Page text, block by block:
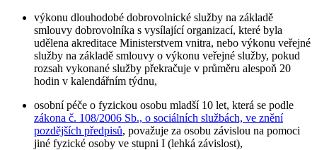
výkonu dlouhodobé dobrovolnické služby na základě
smlouvy dobrovolníka s vysílající organizací, které byla
udělena akreditace Ministerstvem vnitra, nebo výkonu veřejné
služby na základě smlouvy o výkonu veřejné služby, pokud
rozsah vykonané služby překračuje v průměru alespoň 20
hodin v kalendářním týdnu,
osobní péče o fyzickou osobu mladší 10 let, která se podle
zákona č. 108/2006 Sb., o sociálních službách, ve znění
pozdějších předpisů, považuje za osobu závislou na pomoci
jiné fyzické osoby ve stupni I (lehká závislost),